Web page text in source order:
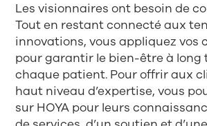
Les visionnaires ont besoin de
Tout en restant connecté aux
innovations, vous appliquez vos
pour garantir le bien-être à long
chaque patient. Pour offrir aux
haut niveau d’expertise, vous
sur HOYA pour leurs